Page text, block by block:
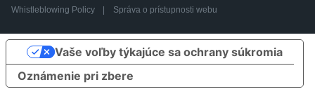
Whistleblowing Policy
Správa o prístupnosti webu
Oznámenie pri zbere
Vaše voľby týkajúce sa ochrany súkromia